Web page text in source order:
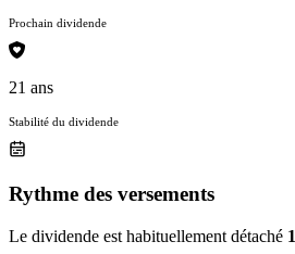
Prochain dividende
21 ans
Stabilité du dividende
Rythme des versements
Le dividende est habituellement détaché